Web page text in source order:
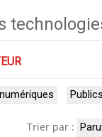
Publics
Trier par :